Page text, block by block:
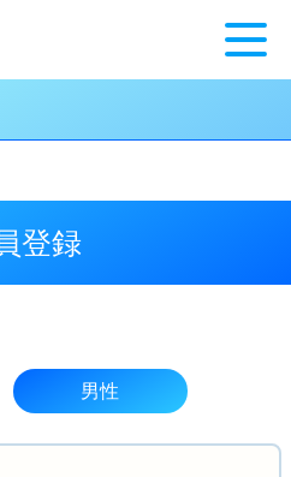
登録
男性